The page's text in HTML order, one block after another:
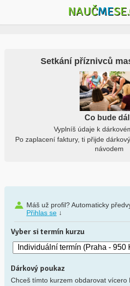
NAUČME
Setkání příznivců
Co bude
Vyplníš údaje k
Po zaplacení faktury, ti přijde
návodem
Máš už profil? Automaticky
Přihlas se↓
Vyber si termín kurzu
Dárkový poukaz
Chceš tímto kurzem obdarovat vícero